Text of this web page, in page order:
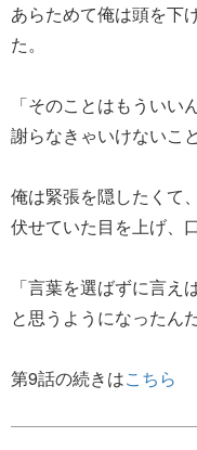
あらためて俺は頭を下
た。
「そのことはもうい
謝らなきゃいけないこ
俺は緊張を隠したくて
伏せていた目を上げ、
「言葉を選ばずに言
と思うようになったんだ
第9話の続きはこちら